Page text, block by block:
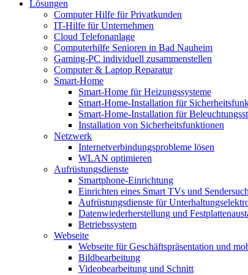
Lösungen
Computer Hilfe für Privatkunden
IT-Hilfe für Unternehmen
Cloud Telefonanlage
Computerhilfe Senioren in Bad Nauheim
Gaming-PC individuell zusammenstellen
Computer & Laptop Reparatur
Smart-Home
Smart-Home für Heizungssysteme
Smart-Home-Installation für
Smart-Home-Installation für
Installation von Sicherheitsfunktionen
Netzwerk
Internetverbindungsprobleme lösen
WLAN optimieren
Aufrüstungsdienste
Smartphone-Einrichtung
Einrichten eines Smart TVs und
Aufrüstungsdienste für
Datenwiederherstellung und
Betriebssystem
Webseite
Webseite für Geschäftspräsentation und
Bildbearbeitung
Videobearbeitung und Schnitt